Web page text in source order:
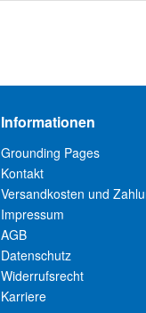
Informationen
Grounding Pages
Kontakt
Versandkosten und
Impressum
AGB
Datenschutz
Widerrufsrecht
Karriere